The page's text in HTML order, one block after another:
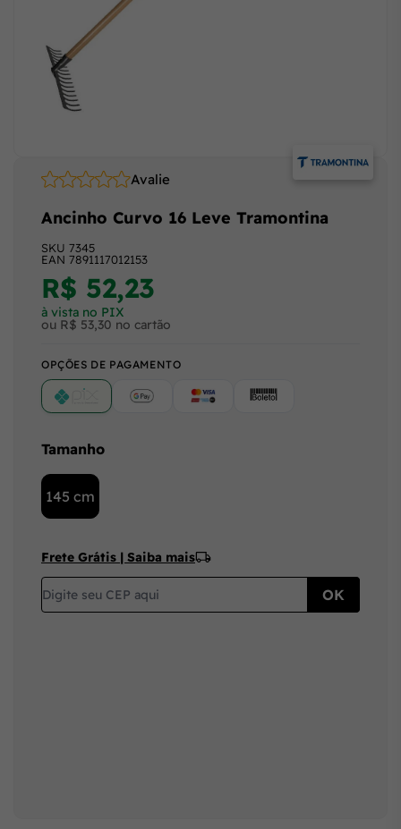
Avalie
SKU 7345
EAN 7891117012153
Ancinho Curvo 16 Leve Tramontina
R$ 52,23
à vista no PIX
ou R$ 53,30 no cartão
OPÇÕES DE PAGAMENTO
Google Pay (Crédito/Débito)
Cartão Boleto
Frete Grátis | Saiba mais
Tamanho
145 cm